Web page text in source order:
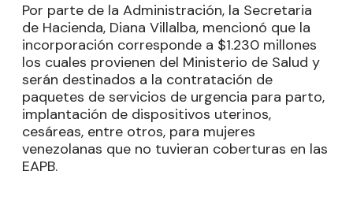
Por parte de la Administración, la Secretaria
de Hacienda, Diana Villalba, mencionó que la
incorporación corresponde a $1.230 millones
los cuales provienen del Ministerio de Salud y
serán destinados a la contratación de
paquetes de servicios de urgencia para parto,
implantación de dispositivos uterinos,
cesáreas, entre otros, para mujeres
venezolanas que no tuvieran coberturas en las
EAPB.